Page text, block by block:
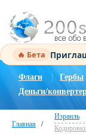
🔥 Бета
Флаги Гербы
Деньги/
Главная /
Израиль